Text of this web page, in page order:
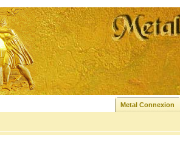
Metal Connexion